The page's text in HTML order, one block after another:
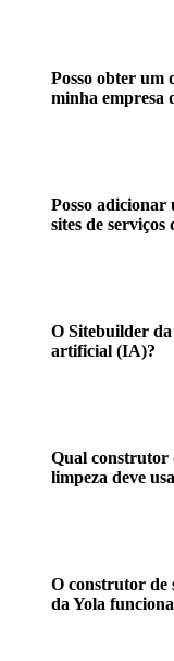
Posso obter um
minha empresa
Posso
sites de serviços
O Sitebuilder
artificial (IA)?
Qual construtor
limpeza deve
O construtor de
da Yola